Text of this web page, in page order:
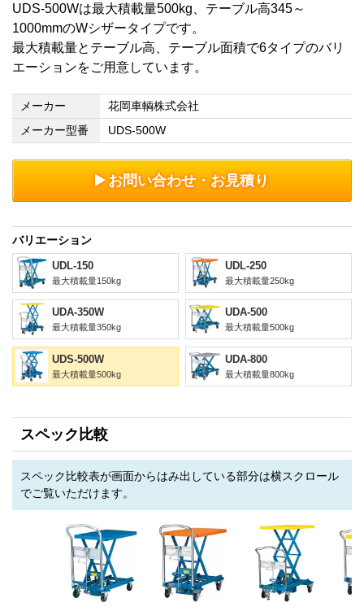
UDS-500Wは最大積載量500kg、テーブル高345～
1000mmのWシザータイプです。
最大積載量とテーブル高、テーブル面積で6タイプのバリ
エーションをご用意しています。
メーカー
花岡車輌株式会社
メーカー型番
UDS-500W
お問い合わせ・お見積り
バリエーション
UDL-150
最大積載量150kg
UDL-250
最大積載量250kg
UDA-350W
最大積載量350kg
UDA-500
最大積載量500kg
UDS-500W
最大積載量500kg
UDA-800
最大積載量800kg
スペック比較
スペック比較表が画面からはみ出している部分は横スクロール
でご覧いただけます。